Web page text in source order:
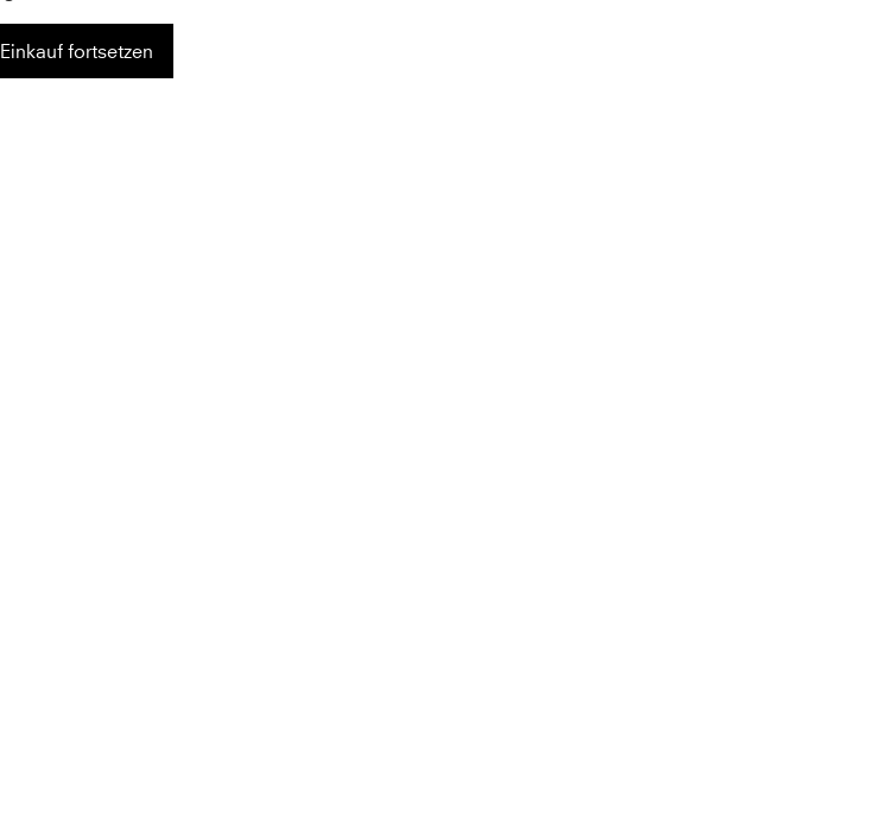
Einkauf fortsetzen